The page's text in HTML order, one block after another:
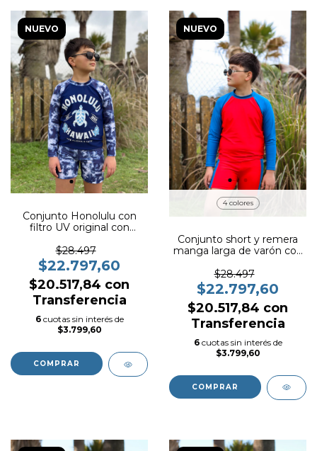
NUEVO
Conjunto Honolulu con
filtro UV original con
$28.497
$22.797,60
$20.517,84 con
Transferencia
6 cuotas sin interés de
$3.799,60
COMPRAR
NUEVO
4 colores
Conjunto short y remera
manga larga de varón con
certificado oficial
$28.497
$22.797,60
$20.517,84 con
Transferencia
6 cuotas sin interés de
$3.799,60
COMPRAR